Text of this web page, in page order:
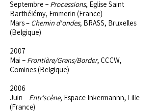
Septembre – Processions, Eglise Saint
Barthélémy, Emmerin (France)
Mars – Chemin d'ondes, BRASS, Bruxelles
(Belgique)
2007
Mai – Frontière/Grens/Border, CCCW,
Comines (Belgique)
2006
Juin – Entr’scène, Espace Inkermannn, Lille
(France)